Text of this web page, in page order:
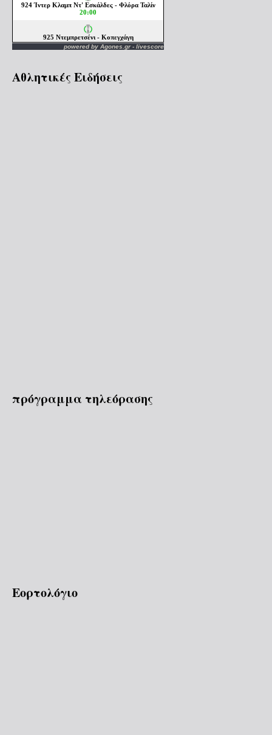
powered by Agones.gr- livescore
Αθλητικές Ειδήσεις
πρόγραμμα τηλεόρασης
Εορτολόγιο